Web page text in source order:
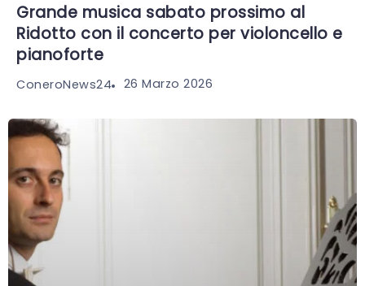
Grande musica sabato prossimo al
Ridotto con il concerto per violoncello e
pianoforte
ConeroNews24 26 Marzo 2026